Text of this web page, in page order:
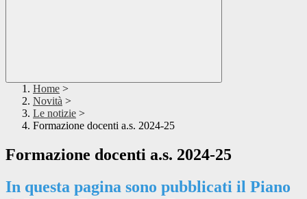
Home >
Novità >
Le notizie >
Formazione docenti a.s. 2024-25
Formazione docenti a.s. 2024-25
In questa pagina sono pubblicati il Piano